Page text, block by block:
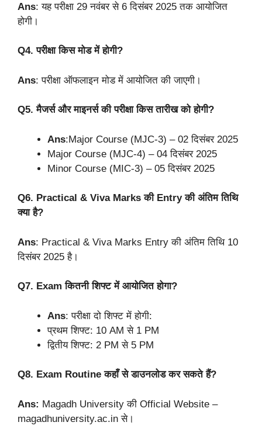
Ans: यह परीक्षा 29 नवंबर से 6 दिसंबर 2025 तक आयोजित
होगी।
Q4. परीक्षा किस मोड में होगी?
Ans: परीक्षा ऑफलाइन मोड में आयोजित की जाएगी।
Q5. मैजर्स और माइनर्स की परीक्षा किस तारीख को होगी?
Ans:Major Course (MJC-3) – 02 दिसंबर 2025
Major Course (MJC-4) – 04 दिसंबर 2025
Minor Course (MIC-3) – 05 दिसंबर 2025
Q6. Practical & Viva Marks की Entry की अंतिम तिथि
क्या है?
Ans: Practical & Viva Marks Entry की अंतिम तिथि 10
दिसंबर 2025 है।
Q7. Exam कितनी शिफ्ट में आयोजित होगा?
Ans: परीक्षा दो शिफ्ट में होगी:
प्रथम शिफ्ट: 10 AM से 1 PM
द्वितीय शिफ्ट: 2 PM से 5 PM
Q8. Exam Routine कहाँ से डाउनलोड कर सकते हैं?
Ans: Magadh University की Official Website –
magadhuniversity.ac.in से।